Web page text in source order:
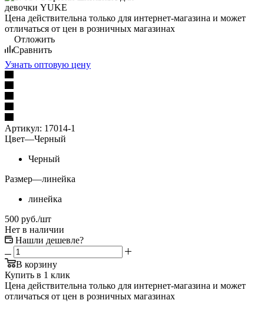
Цена действительна только для интернет-магазина и может
отличаться от цен в розничных магазинах
Отложить
Сравнить
Узнать оптовую цену
Артикул: 17014-1
Цвет—Черный
Черный
Размер—линейка
линейка
500 руб./шт
Нет в наличии
Нашли дешевле?
В корзину
Купить в 1 клик
Цена действительна только для интернет-магазина и может
отличаться от цен в розничных магазинах